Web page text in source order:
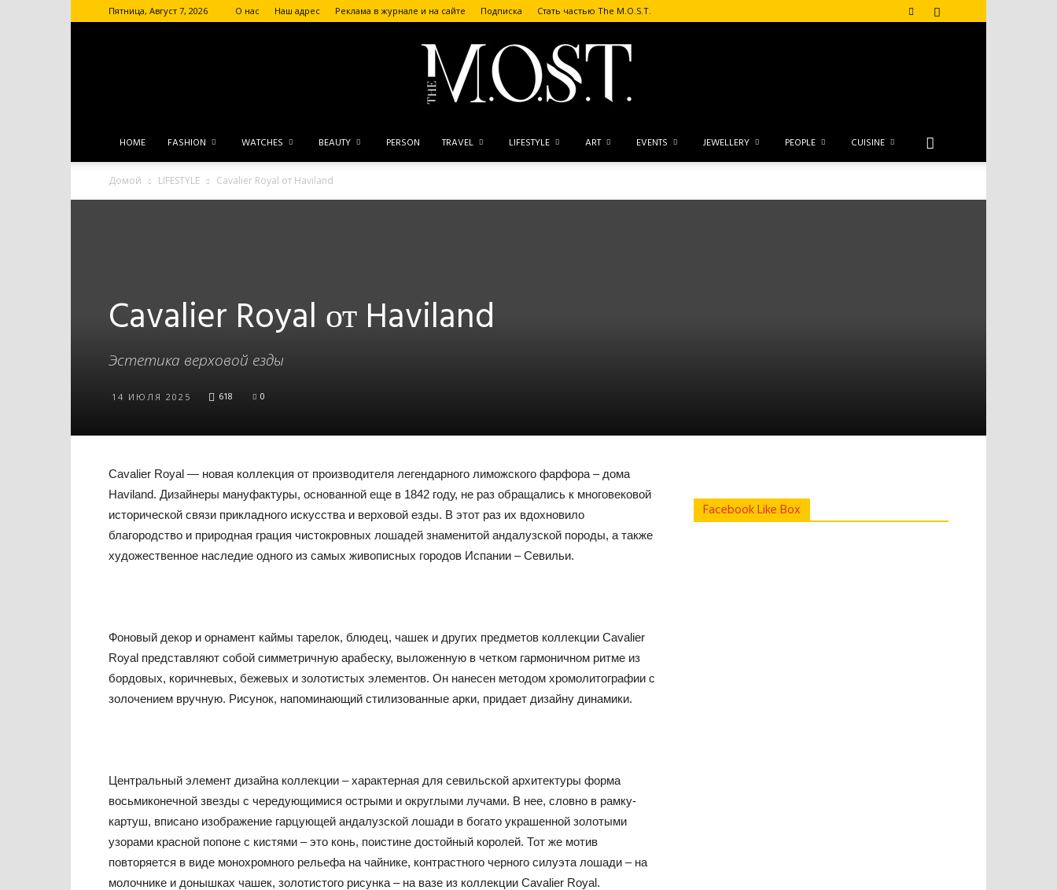
Пятница, Август 7, 2026 О нас Наш адрес Реклама в журнале и на сайте Подписка Стать частью The M.O.S.T.
The
HOME FASHION WATCHES BEAUTY PERSON TRAVEL LIFESTYLE ART EVENTS JEWELLERY PEOPLE CUISINE
Домой LIFESTYLE Cavalier Royal от Haviland
Cavalier Royal от Haviland
Эстетика верховой езды
14 ИЮЛЯ 2025 618 0
Cavalier Royal — новая коллекция от производителя легендарного лиможского фарфора – дома
Haviland. Дизайнеры мануфактуры, основанной еще в 1842 году, не раз обращались к многовековой
исторической связи прикладного искусства и верховой езды. В этот раз их вдохновило
благородство и природная грация чистокровных лошадей знаменитой андалузской породы, а также
художественное наследие одного из самых живописных городов Испании – Севильи.
Фоновый декор и орнамент каймы тарелок, блюдец, чашек и других предметов коллекции Cavalier
Royal представляют собой симметричную арабеску, выложенную в четком гармоничном ритме из
бордовых, коричневых, бежевых и золотистых элементов. Он нанесен методом хромолитографии с
золочением вручную. Рисунок, напоминающий стилизованные арки, придает дизайну динамики.
Центральный элемент дизайна коллекции – характерная для севильской архитектуры форма
восьмиконечной звезды с чередующимися острыми и округлыми лучами. В нее, словно в рамку-
картуш, вписано изображение гарцующей андалузской лошади в богато украшенной золотыми
узорами красной попоне с кистями – это конь, поистине достойный королей. Тот же мотив
повторяется в виде монохромного рельефа на чайнике, контрастного черного силуэта лошади – на
молочнике и донышках чашек, золотистого рисунка – на вазе из коллекции Cavalier Royal.
Facebook Like Box